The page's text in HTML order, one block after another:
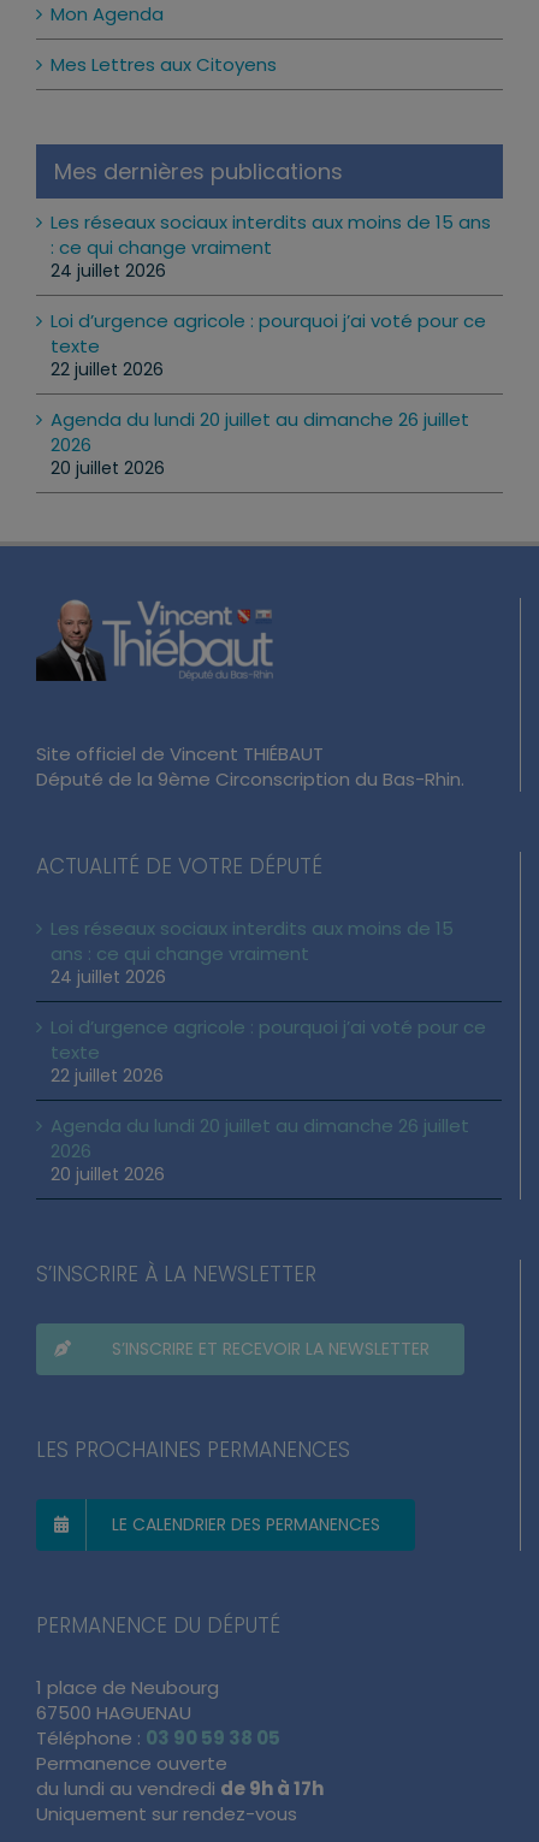
Mon Agenda
Mes Lettres aux Citoyens
Mes dernières publications
Les réseaux sociaux interdits aux moins de 15 ans
: ce qui change vraiment
24 juillet 2026
Loi d’urgence agricole : pourquoi j’ai voté pour ce
texte
22 juillet 2026
Agenda du lundi 20 juillet au dimanche 26 juillet
2026
20 juillet 2026
Site officiel de Vincent THIÉBAUT
Député de la 9ème Circonscription du Bas-Rhin.
ACTUALITÉ DE VOTRE DÉPUTÉ
Les réseaux sociaux interdits aux moins de 15
ans : ce qui change vraiment
24 juillet 2026
Loi d’urgence agricole : pourquoi j’ai voté pour ce
texte
22 juillet 2026
Agenda du lundi 20 juillet au dimanche 26 juillet
2026
20 juillet 2026
S’INSCRIRE À LA NEWSLETTER
S’INSCRIRE ET RECEVOIR LA NEWSLETTER
LES PROCHAINES PERMANENCES
LE CALENDRIER DES PERMANENCES
PERMANENCE DU DÉPUTÉ
1 place de Neubourg
67500 HAGUENAU
Téléphone : 03 90 59 38 05
Permanence ouverte
du lundi au vendredi de 9h à 17h
Uniquement sur rendez-vous